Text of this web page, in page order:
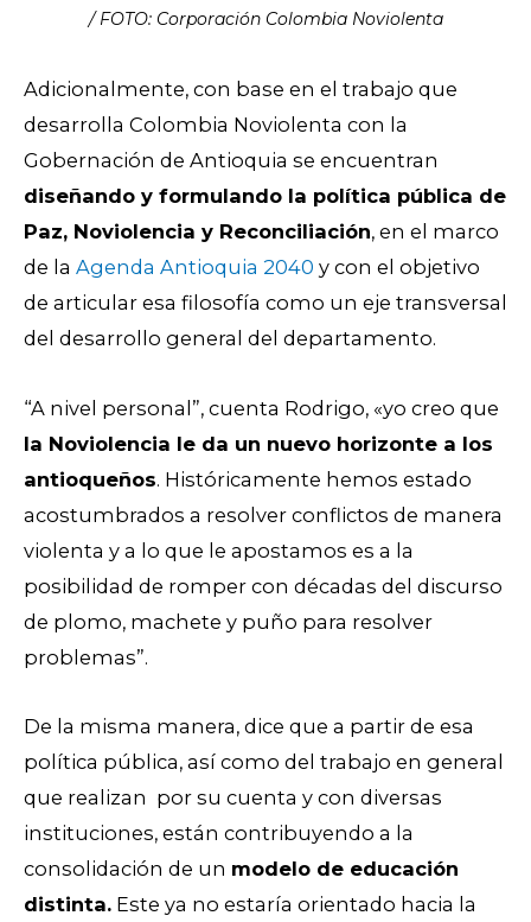
/ FOTO: Corporación Colombia Noviolenta
Adicionalmente, con base en el trabajo que
desarrolla Colombia Noviolenta con la
Gobernación de Antioquia se encuentran
diseñando y formulando la política pública de
Paz, Noviolencia y Reconciliación, en el marco
de la Agenda Antioquia 2040 y con el objetivo
de articular esa filosofía como un eje transversal
del desarrollo general del departamento.
“A nivel personal”, cuenta Rodrigo, «yo creo que
la Noviolencia le da un nuevo horizonte a los
antioqueños. Históricamente hemos estado
acostumbrados a resolver conflictos de manera
violenta y a lo que le apostamos es a la
posibilidad de romper con décadas del discurso
de plomo, machete y puño para resolver
problemas”.
De la misma manera, dice que a partir de esa
política pública, así como del trabajo en general
que realizan por su cuenta y con diversas
instituciones, están contribuyendo a la
consolidación de un modelo de educación
distinta. Este ya no estaría orientado hacia la